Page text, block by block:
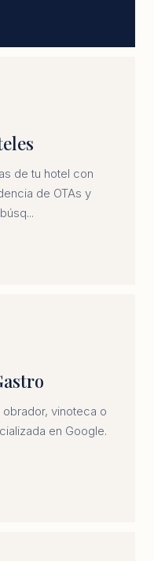
de tu hotel con
de OTAs y
vinoteca o
en Google.